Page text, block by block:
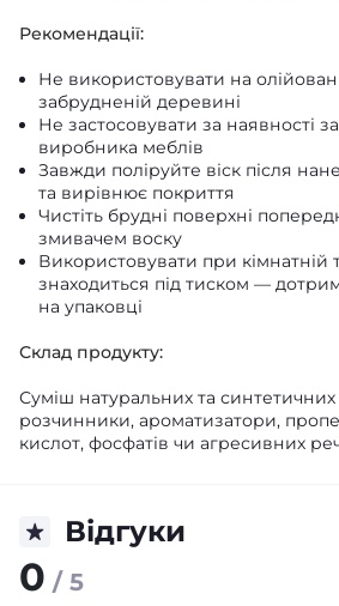
Рекомендації:
Не використовувати на
забрудненій деревині
Не застосовувати за наявності
виробника меблів
Завжди поліруйте віск після
та вирівнює покриття
Чистіть брудні поверхні
змивачем воску
Використовувати при кімнатній
знаходиться під тиском —
на упаковці
Склад продукту:
Суміш натуральних та синтетичних
розчинники, ароматизатори,
кислот, фосфатів чи агресивних
Відгуки
0 / 5